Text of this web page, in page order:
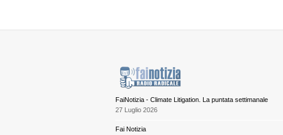
FaiNotizia - Climate Litigation. La puntata settimanale
27 Luglio 2026
Fai Notizia